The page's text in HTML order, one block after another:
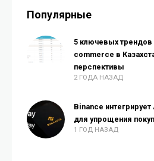
Популярные
5 ключевых трендов
commerce в
перспективы
2 ГОДА НАЗАД
Binance интегрирует Apple Pay и Google Pay
для упрощения
1 ГОД НАЗАД